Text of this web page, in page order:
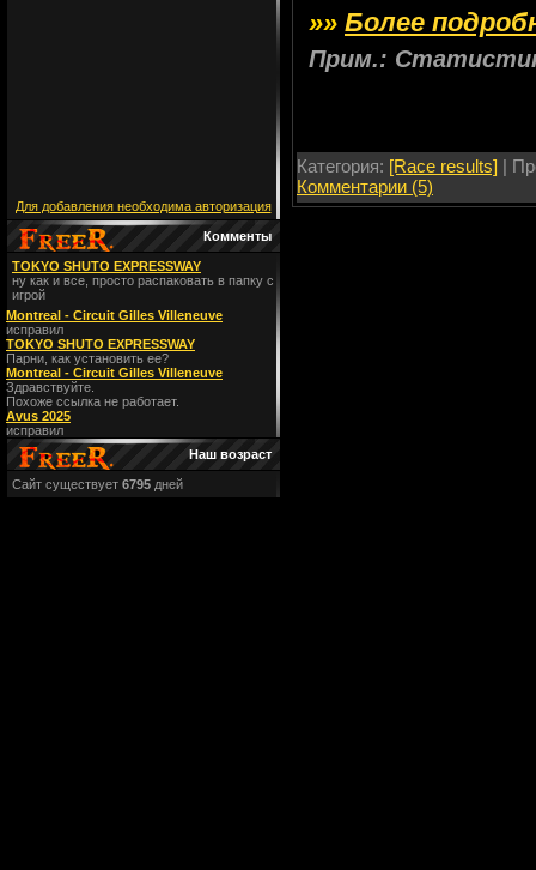
Для добавления необходима авторизация
Комменты
TOKYO SHUTO EXPRESSWAY
ну как и все, просто распаковать в папку с
игрой
Montreal - Circuit Gilles Villeneuve
исправил
TOKYO SHUTO EXPRESSWAY
Парни, как установить ее?
Montreal - Circuit Gilles Villeneuve
Здравствуйте.
Похоже ссылка не работает.
Avus 2025
исправил
Наш возраст
Сайт существует 6795 дней
»» Более
Прим.:
Категория: [Race results] |
Комментарии (5)